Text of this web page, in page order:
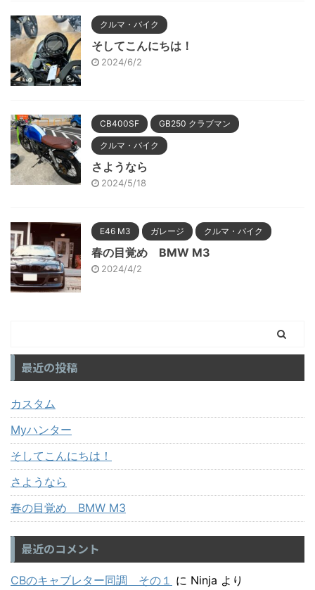
クルマ・バイク
そしてこんにちは！
2024/6/2
CB400SF GB250 クラブマン
クルマ・バイク
さようなら
2024/5/18
E46 M3 ガレージ クルマ・バイク
春の目覚め BMW M3
2024/4/2
最近の投稿
カスタム
Myハンター
そしてこんにちは！
さようなら
春の目覚め BMW M3
最近のコメント
CBのキャブレター同調 その１ に Ninja より